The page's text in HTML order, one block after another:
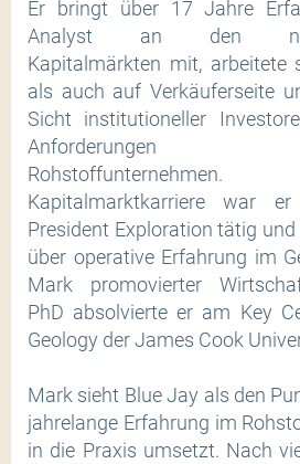
Er bringt über 17 Jahre
Analyst an den
Kapitalmärkten mit, arbeitete
als auch auf Verkäuferseite
Sicht institutioneller
Anforderungen
Kapitalmarktkarriere war
President Exploration tätig
über operative Erfahrung im
Mark promovierter
PhD absolvierte er am Key
Geology der James Cook
Mark sieht Blue Jay als den
jahrelange Erfahrung im
in die Praxis umsetzt. Nach